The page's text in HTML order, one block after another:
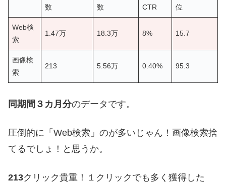
数
数
CTR
位
Web検
索
1.47万 18.3万 8% 15.7
画像検
索
213 5.56万 0.40% 95.3
同期間３カ月分のデータです。
圧倒的に「Web検索」のが多いじゃん！画像検索捨
てるでしょ！と思うか。
213クリック貴重！１クリックでも多く獲得した